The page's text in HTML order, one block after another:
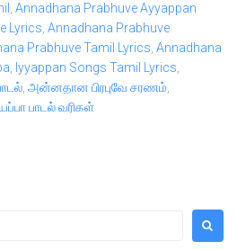
, Annadhana Prabhuve Ayyappan
Lyrics, Annadhana Prabhuve
Prabhuve Tamil Lyrics, Annadhana
, Iyyappan Songs Tamil Lyrics,
, அன்னதான பிரபுவே சரணம்,
பாடல் வரிகள்